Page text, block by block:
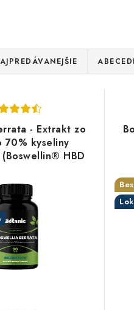
- Extrakt zo
70% kyseliny
HBD